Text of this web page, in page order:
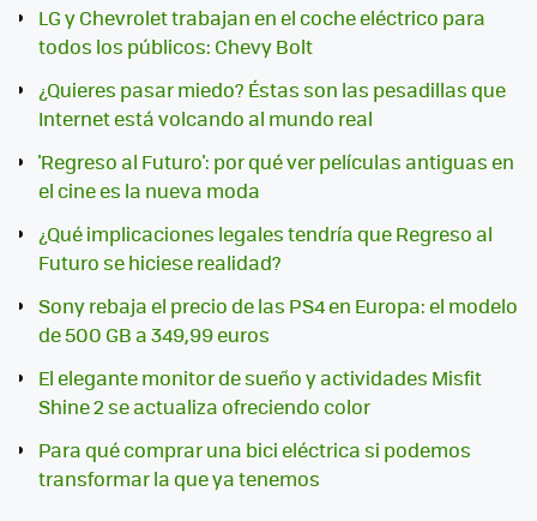
LG y Chevrolet trabajan en el coche eléctrico para
todos los públicos: Chevy Bolt
¿Quieres pasar miedo? Éstas son las pesadillas que
Internet está volcando al mundo real
'Regreso al Futuro': por qué ver películas antiguas en
el cine es la nueva moda
¿Qué implicaciones legales tendría que Regreso al
Futuro se hiciese realidad?
Sony rebaja el precio de las PS4 en Europa: el modelo
de 500 GB a 349,99 euros
El elegante monitor de sueño y actividades Misfit
Shine 2 se actualiza ofreciendo color
Para qué comprar una bici eléctrica si podemos
transformar la que ya tenemos